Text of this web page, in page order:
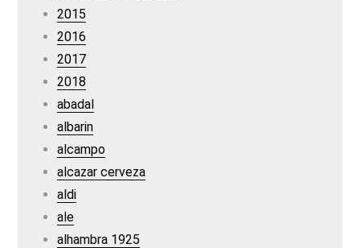
2015
2016
2017
2018
abadal
albarin
alcampo
alcazar cerveza
aldi
ale
alhambra 1925